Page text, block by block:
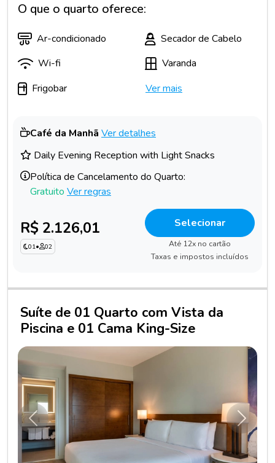
O que o quarto oferece:
Ar-condicionado
Secador de Cabelo
Wi-fi
Varanda
Frigobar
Ver mais
Café da Manhã Ver detalhes
Daily Evening Reception with Light Snacks
Política de Cancelamento do Quarto:
Gratuito Ver regras
R$ 2.126,01
01• 02
Selecionar
Até 12x no cartão
Taxas e impostos incluídos
Suíte de 01 Quarto com Vista da
Piscina e 01 Cama King-Size
Anterior